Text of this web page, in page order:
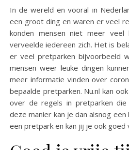
In de wereld en vooral in
een groot ding en waren er veel
konden mensen niet meer veel
verveelde iedereen zich. Het is
er veel pretparken bijvoorbeeld
mensen weer leuke dingen
meer informatie vinden over
bepaalde pretparken. Nu.nl kan
over de regels in pretparken
deze manier kan je dan alsnog een
een pretpark en kan jij je ook goed